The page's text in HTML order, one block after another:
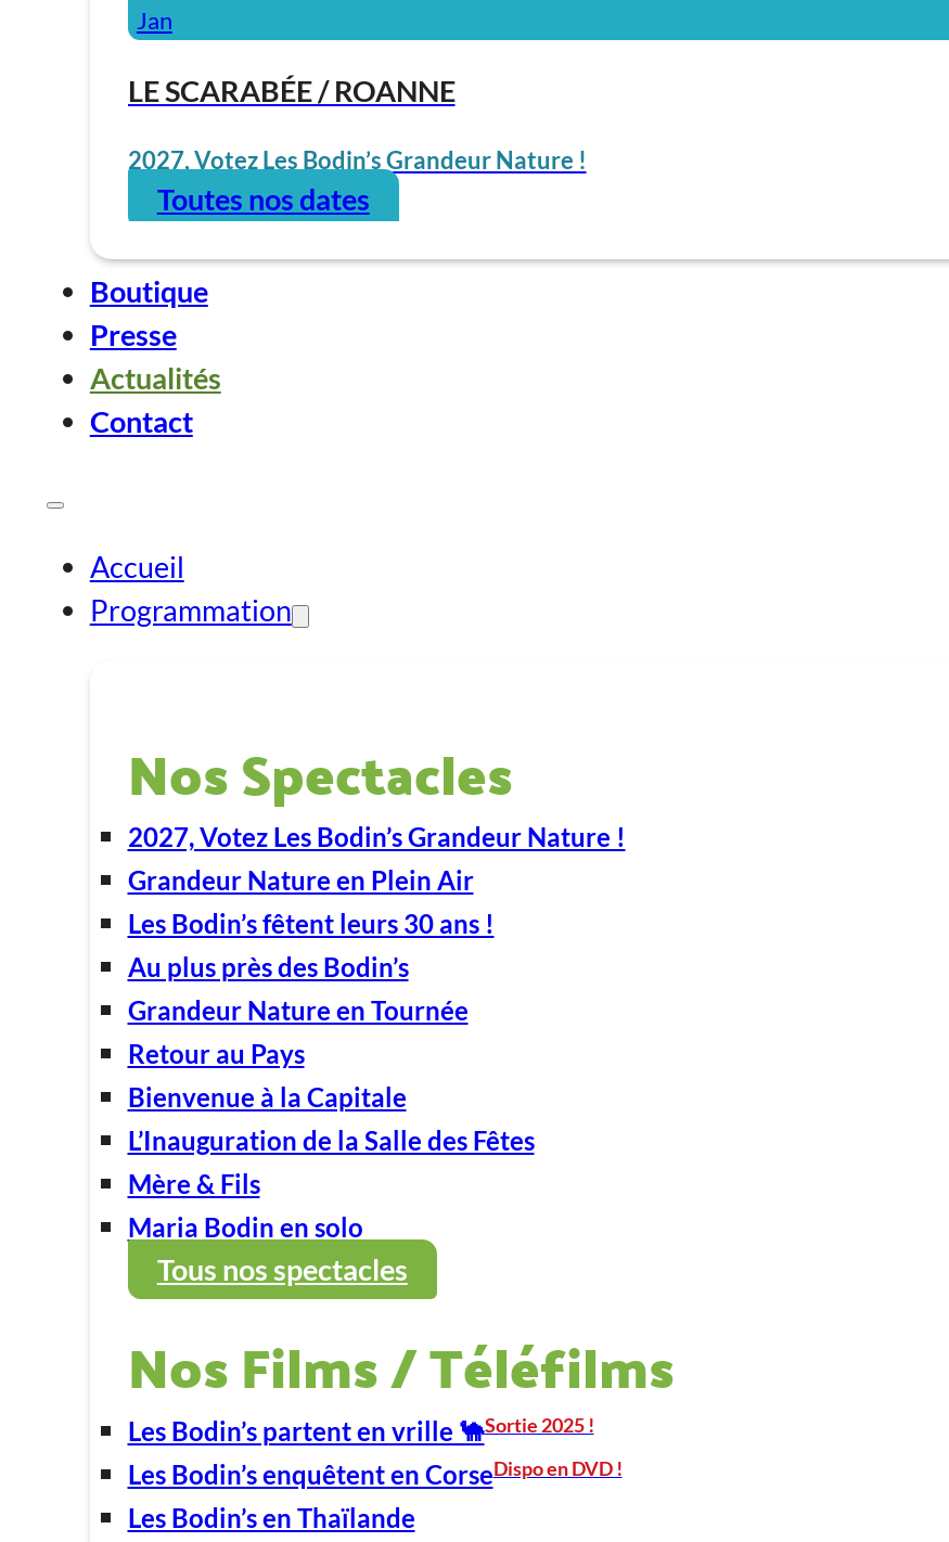
Jan
LE SCARABÉE / ROANNE
2027, Votez Les Bodin’s Grandeur Nature !
Toutes nos dates
Boutique
Presse
Actualités
Contact
Accueil
Programmation
Nos Spectacles
2027, Votez Les Bodin’s Grandeur Nature !
Grandeur Nature en Plein Air
Les Bodin’s fêtent leurs 30 ans !
Au plus près des Bodin’s
Grandeur Nature en Tournée
Retour au Pays
Bienvenue à la Capitale
L’Inauguration de la Salle des Fêtes
Mère & Fils
Maria Bodin en solo
Tous nos spectacles
Nos Films / Téléfilms
Les Bodin’s partent en vrille 🐪Sortie 2025 !
Les Bodin’s enquêtent en CorseDispo en DVD !
Les Bodin’s en Thaïlande